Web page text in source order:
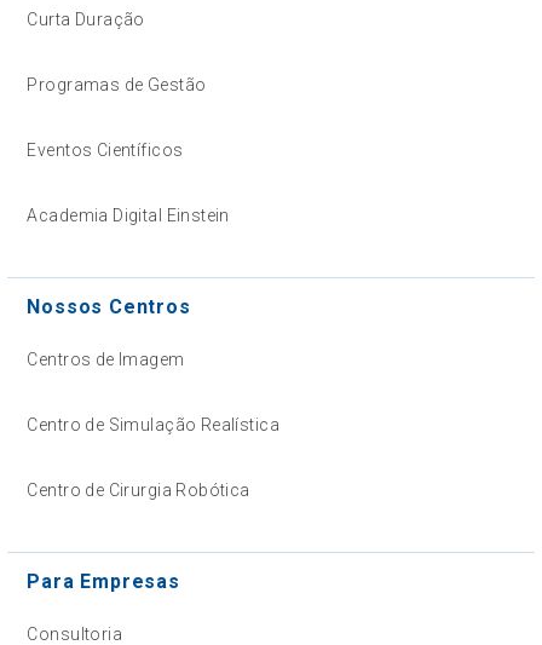
Curta Duração
Programas de Gestão
Eventos Científicos
Academia Digital Einstein
Nossos Centros
Centros de Imagem
Centro de Simulação Realística
Centro de Cirurgia Robótica
Para Empresas
Consultoria